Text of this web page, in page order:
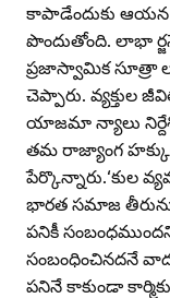
కాపాడేందుకు ఆయన
పొందుతోంది. లాభా
ప్రజాస్వామిక సూత్రా
చెప్పారు. వ్యక్తుల
యాజమా న్యాలు
తమ రాజ్యాంగ
పేర్కొన్నారు.‘కుల
భారత సమాజ
పనికీ సంబంధముందని
సంబంధించినదనే
పనినే కాకుండా